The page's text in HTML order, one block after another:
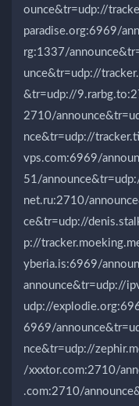
ounce&tr=udp://
paradise.org:6969/
rg:1337/
unce&tr=udp://
&tr=udp://
2710/
nce&tr=udp://
vps.com:6969/
51/
net.ru:2710/
ce&tr=udp://
p://
yberia.is:6969/
announce&tr=udp://
udp://
6969/
nce&tr=udp://
/xxxtor.com:2710/
.com:2710/